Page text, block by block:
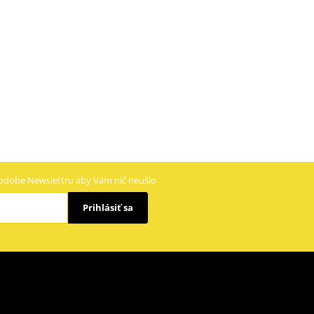
Newslettru aby Vám nič neušlo
Prihlásiť sa